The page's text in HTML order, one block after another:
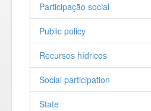
Participação social
Public policy
Recursos hídricos
Social participation
State